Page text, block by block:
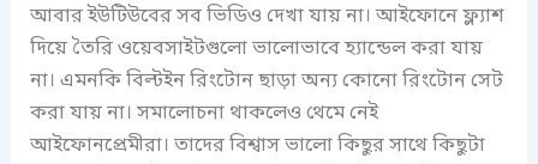
আবার ইউটিউবের সব ভিডিও দেখা যায় না। আইফোনে ফ্ল্যাশ
দিয়ে তৈরি ওয়েবসাইটগুলো ভালোভাবে হ্যান্ডেল করা যায়
না। এমনকি বিল্টইন রিংটোন ছাড়া অন্য কোনো রিংটোন সেট
করা যায় না। সমালোচনা থাকলেও থেমে নেই
আইফোনপ্রেমীরা। তাদের বিশ্বাস ভালো কিছুর সাথে কিছুটা